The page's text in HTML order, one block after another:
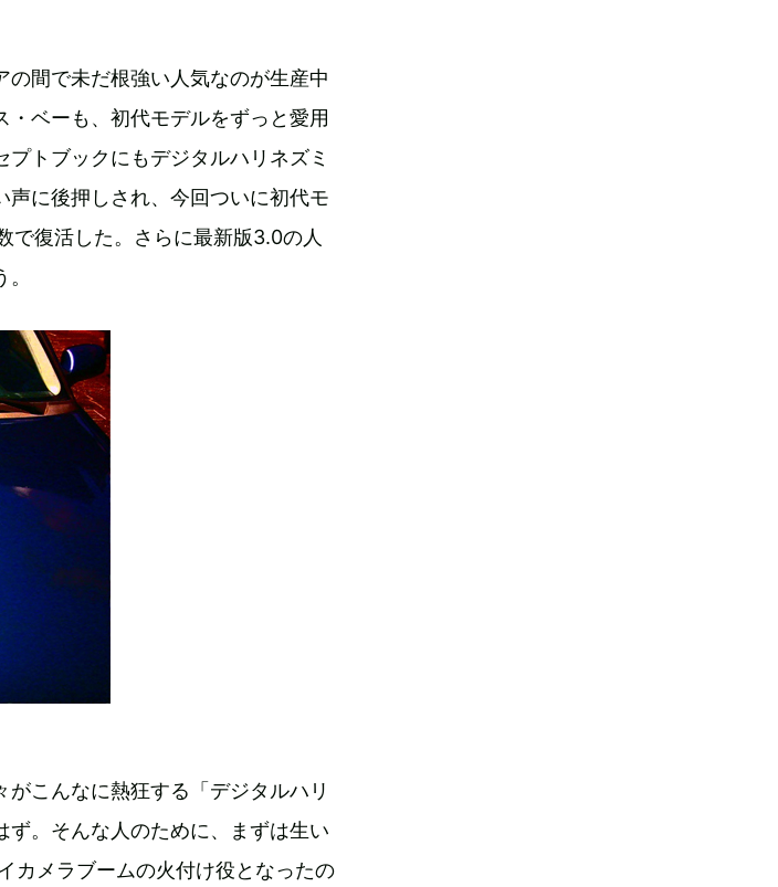
間で未だ根強い人気なのが生産中
ベーも、初代モデルをずっと愛用
トブックにもデジタルハリネズミ
に後押しされ、今回ついに初代モ
で復活した。さらに最新版3.0の人
こんなに熱狂する「デジタルハリ
。そんな人のために、まずは生い
カメラブームの火付け役となったの